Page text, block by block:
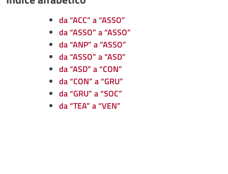
da “ACC” a “ASSO”
da “ASSO” a “ASSO”
da “ANP” a “ASSO”
da “ASSO” a “ASD”
da “ASD” a “CON”
da “CON” a “GRU”
da “GRU” a “SOC”
da “TEA” a “VEN”